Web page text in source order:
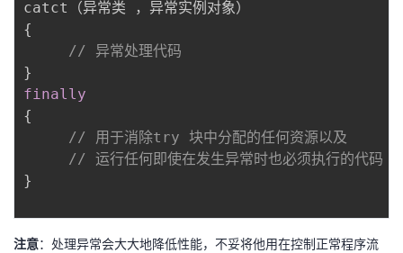
{
// 异常处理代码
}
finally
{
// 用于消除try 块中分配的任何资源以及
// 运行任何即使在发生异常时也必须执行的代码
}
注意：处理异常会大大地降低性能，不妥将他用在控制正常程序流